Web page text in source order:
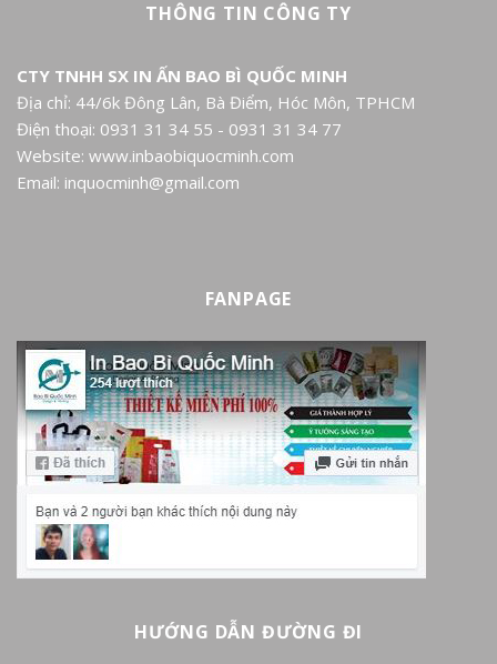
THÔNG TIN CÔNG TY
CTY TNHH SX IN ẤN BAO BÌ QUỐC MINH
Địa chỉ: 44/6k Đông Lân, Bà Điểm, Hóc Môn, TPHCM
Điện thoại: 0931 31 34 55 - 0931 31 34 77
Website: www.inbaobiquocminh.com
Email: inquocminh@gmail.com
FANPAGE
HƯỚNG DẪN ĐƯỜNG ĐI